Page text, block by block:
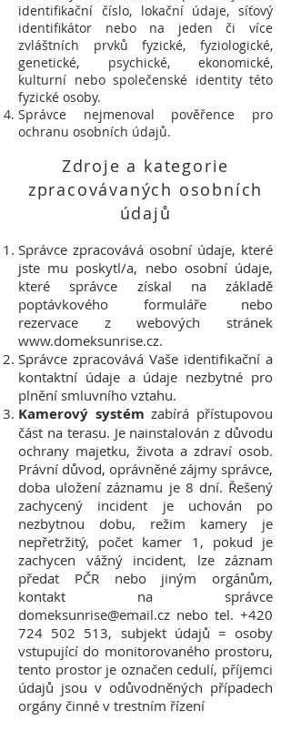
identifikační číslo, lokační údaje, síťový
identifikátor nebo na jeden či více
zvláštních prvků fyzické, fyziologické,
genetické, psychické, ekonomické,
kulturní nebo společenské identity této
fyzické osoby.
Správce nejmenoval pověřence pro
ochranu osobních údajů.
Zdroje a kategorie
zpracovávaných osobních
údajů
Správce zpracovává osobní údaje, které
jste mu poskytl/a, nebo osobní údaje,
které správce získal na základě
poptávkového formuláře nebo
rezervace z webových stránek
www.domeksunrise.cz.
Správce zpracovává Vaše identifikační a
kontaktní údaje a údaje nezbytné pro
plnění smluvního vztahu.
Kamerový systém zabírá přístupovou
část na terasu. Je nainstalován z důvodu
ochrany majetku, života a zdraví osob.
Právní důvod, oprávněné zájmy správce,
doba uložení záznamu je 8 dní. Řešený
zachycený incident je uchován po
nezbytnou dobu, režim kamery je
nepřetržitý, počet kamer 1, pokud je
zachycen vážný incident, lze záznam
předat PČR nebo jiným orgánům,
kontakt na správce
domeksunrise@email.cz nebo tel. +420
724 502 513, subjekt údajů = osoby
vstupující do monitorovaného prostoru,
tento prostor je označen cedulí, příjemci
údajů jsou v odůvodněných případech
orgány činné v trestním řízení